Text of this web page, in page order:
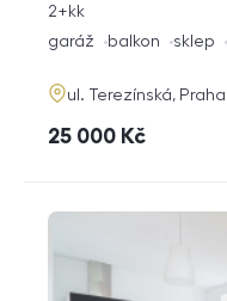
rozměry
2+kk
funkce
garáž balkon sklep
adresa
ul. Terezínská, Praha
cena
25 000 Kč